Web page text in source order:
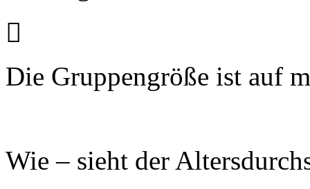

Die Gruppengröße ist auf
Wie – sieht der